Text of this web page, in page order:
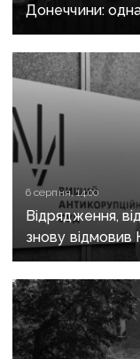
Донеччини:
поранені
6 серпня, 14:00
Відрядження,
знову відмовив